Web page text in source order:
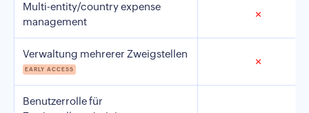
Multi-entity/country expense
management
✗
Verwaltung mehrerer Zweigstellen
EARLY ACCESS
✗
Benutzerrolle für